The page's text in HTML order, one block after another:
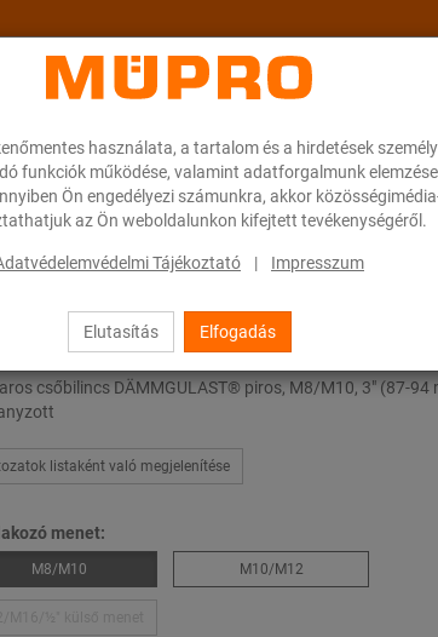
használata, a tartalom és a hirdetések
funkciók működése, valamint adatforgalmunk
Ön engedélyezi számunkra, akkor
az Ön weboldalunkon kifejtett tevékenységéről.
Tájékoztató | Impresszum
Elutasítás Elfogadás
ról Karrier Downloads
csőbilincsek
csőbilincs DÄMMGULAST® piros, M8/M10, 3" (87-94
listaként való megjelenítése
menet:
M8/M10 M10/M12